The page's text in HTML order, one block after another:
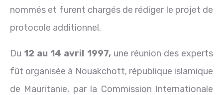
nommés et furent chargés de rédiger le projet de
protocole additionnel.
Du 12 au 14 avril 1997, une réunion des experts
fût organisée à Nouakchott, république islamique
de Mauritanie, par la Commission Internationale